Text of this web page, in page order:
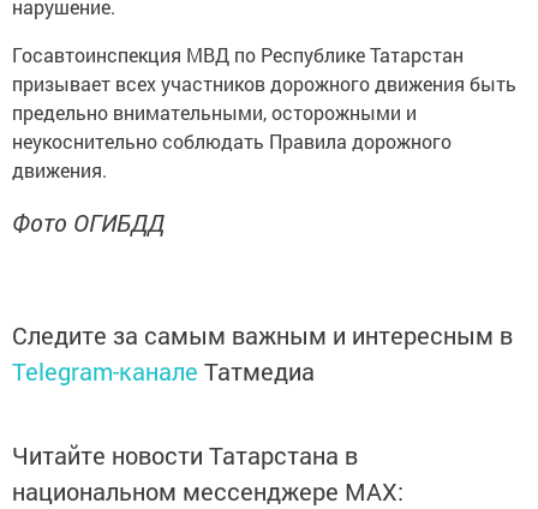
нарушение.
Госавтоинспекция МВД по Республике Татарстан
призывает всех участников дорожного движения быть
предельно внимательными, осторожными и
неукоснительно соблюдать Правила дорожного
движения.
Фото ОГИБДД
Следите за самым важным и интересным в
Telegram-канале Татмедиа
Читайте новости Татарстана в
национальном мессенджере MАХ: